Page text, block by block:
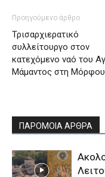
Προηγούμενο άρθρο
Τρισαρχιερατικό
συλλείτουργο στον
κατεχόμενο ναό του
Μάμαντος στη
ΠΑΡΟΜΟΙΑ ΑΡΘΡΑ